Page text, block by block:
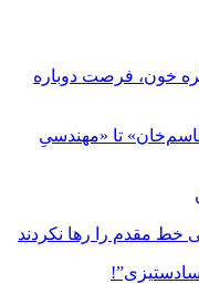
خون، فرصت دوباره
تا «مهندسیِ